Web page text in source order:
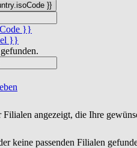
}}
}}
}}
Filialen angezeigt, die Ihre
keine passenden Filialen